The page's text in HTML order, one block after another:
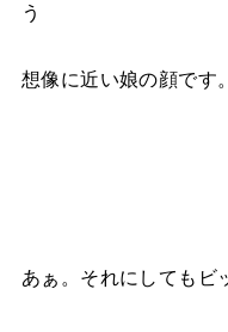
う
想像に近い娘の顔です。
あぁ。それにしてもビ